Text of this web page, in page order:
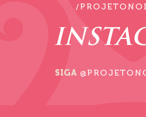
/
SIGA